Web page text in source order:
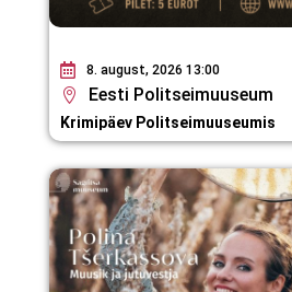
8. august, 2026 13:00
Eesti Politseimuuseum
Krimipäev Politseimuuseumis